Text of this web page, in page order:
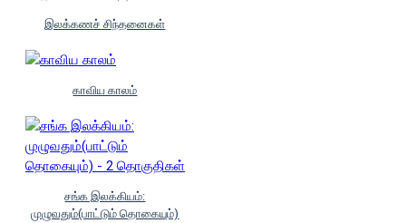
இலக்கணச் சிந்தனைகள்
காவிய காலம்
சங்க இலக்கியம்:
முழுவதும்(பாட்டும் தொகையும்)